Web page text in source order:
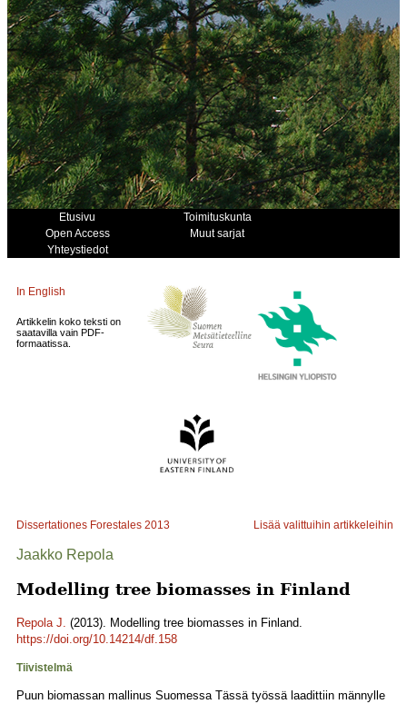
Etusivu
Toimituskunta
Open Access
Muut sarjat
Yhteystiedot
In English
Artikkelin koko teksti on
saatavilla vain PDF-
formaatissa.
Dissertationes Forestales 2013 Lisää valittuihin artikkeleihin
Jaakko Repola
Modelling tree biomasses in Finland
Repola J. (2013). Modelling tree biomasses in Finland.
https://doi.org/10.14214/df.158
Tiivistelmä
Puun biomassan mallinus Suomessa Tässä työssä laadittiin männylle